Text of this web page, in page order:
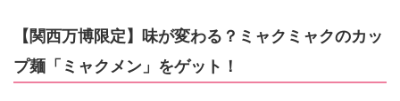
【関西万博限定】味が変わる？ミャクミャクのカッ
プ麺「ミャクメン」をゲット！